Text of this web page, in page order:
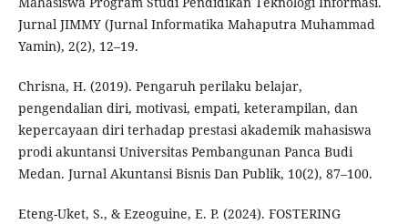
Jurnal JIMMY (Jurnal Informatika Mahaputra Muhammad
Yamin), 2(2), 12–19.
Chrisna, H. (2019). Pengaruh perilaku belajar,
pengendalian diri, motivasi, empati, keterampilan, dan
kepercayaan diri terhadap prestasi akademik mahasiswa
prodi akuntansi Universitas Pembangunan Panca Budi
Medan. Jurnal Akuntansi Bisnis Dan Publik, 10(2), 87–100.
Eteng-Uket, S., & Ezeoguine, E. P. (2024). FOSTERING